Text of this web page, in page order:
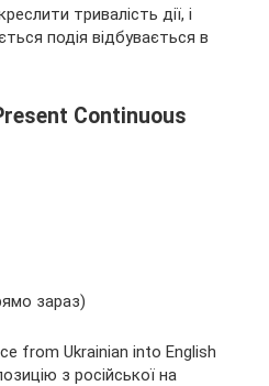
тривалість дії, і
подія відбувається в
Continuous
зараз)
from Ukrainian into English
з російської на